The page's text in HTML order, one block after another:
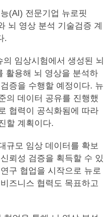
(AI) 전문기업 뉴로핏
뇌 영상 분석 기술검증 계
.
임상시험에서 생성된 뇌
활용해 뇌 영상을 분석하
증을 수행할 예정이다. 뉴
의 데이터 공유를 진행했
협력이 공식화됨에 따라
할 계획이다.
규모 임상 데이터를 확보
뢰성 검증을 획득할 수 있
구 협업을 시작으로 뉴로
즈니스 협력도 목표하고